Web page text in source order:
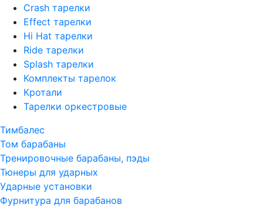
Crash тарелки
Effect тарелки
Hi Hat тарелки
Ride тарелки
Splash тарелки
Комплекты тарелок
Кротали
Тарелки оркестровые
Тимбалес
Том барабаны
Тренировочные барабаны, пэды
Тюнеры для ударных
Ударные установки
Фурнитура для барабанов